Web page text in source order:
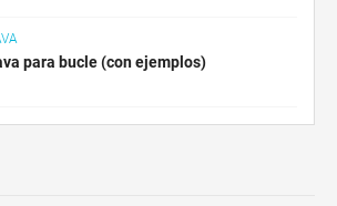
para bucle (con ejemplos)